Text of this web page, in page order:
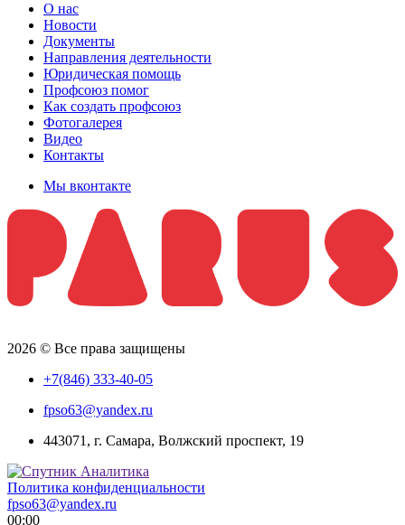
О нас
Новости
Документы
Направления деятельности
Юридическая помощь
Профсоюз помог
Как создать профсоюз
Фотогалерея
Видео
Контакты
Мы вконтакте
2026 © Все права защищены
+7(846) 333-40-05
fpso63@yandex.ru
443071, г. Самара, Волжский проспект, 19
Политика конфиденциальности
fpso63@yandex.ru
00:00